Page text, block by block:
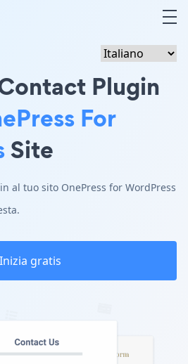
Plugin
For
Site
al tuo sito OnePress for WordPress
Inizia gratis